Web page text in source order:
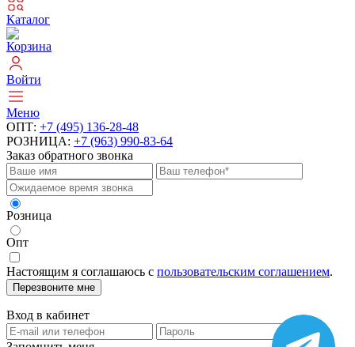
Каталог
Корзина
Войти
Меню
ОПТ: +7 (495) 136-28-48
РОЗНИЦА: +7 (963) 990-83-64
Заказ обратного звонка
Розница
Опт
Настоящим я соглашаюсь с пользовательским соглашением.
Перезвоните мне
Вход в кабинет